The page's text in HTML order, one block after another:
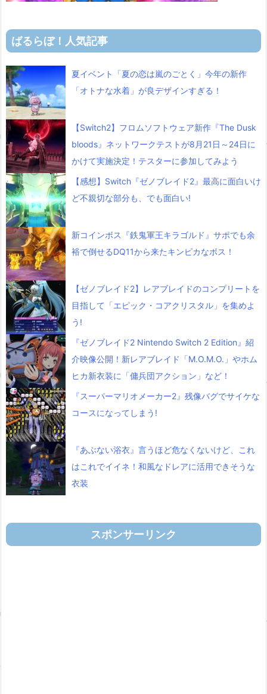
ばるらぼ！人気記事
夏イベント「夏の恋は嵐のごとく」今年の新作
「オトナな水着」が良デザインすぎる！
【Switch2】フロムソフトウェア新作『The Dusk
bloods』ネットワークテストが8月21日～24日に
かけて実施決定！テスターに参加してみよう
【感想】Switch『ゼノブレイド2』最高に面白いけ
ど不親切な部分も、でも面白い!
新コインボス『鉄鬼軍王キラゴルド』サポでも余
裕で倒せるDQ11から来たキンピカなボス！
【ゼノブレイド2】レアブレイドのコンプリートを
目指して「エピック・コアクリスタル」を集めよ
う!
『ゼノブレイド2 Nintendo Switch 2 Edition』紹
介映像公開！新レアブレイド「M.O.M.O.」やホム
ヒカ新衣装に「傭兵団アクション」など！
『スーパーマリオメーカー2』残像バグでサイケな
コースになってしまう!
『あぶない浴衣』言うほど危なくないけど、これ
はこれでイイネ！和風なドレアに活用できそうな
衣装
スポンサーリンク